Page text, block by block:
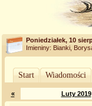
Poniedziałek, 10
Imieniny: Bianki,
Start Wiadomości
« Luty 2019